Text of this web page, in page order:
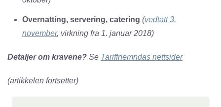
Overnatting, servering, catering (vedtatt 3.
november, virkning fra 1. januar 2018)
Detaljer om kravene? Se Tariffnemndas nettsider
(artikkelen fortsetter)